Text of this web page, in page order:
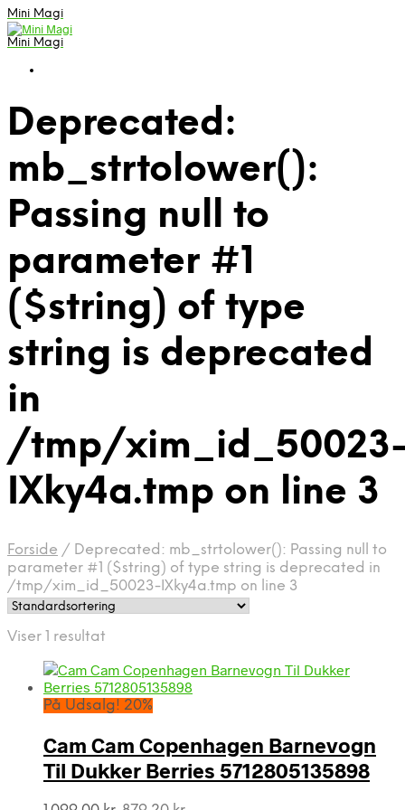
Mini Magi
Mini Magi
Deprecated:
mb_strtolower():
Passing null to
parameter #1
($string) of type
string is deprecated
in
/tmp/
IXky4a.tmp on line 3
Forside / Deprecated: mb_strtolower(): Passing null to
parameter #1 ($string) of type string is deprecated in
/tmp/xim_id_50023-IXky4a.tmp on line 3
Viser 1 resultat
På Udsalg! 20%
Cam Cam Copenhagen Barnevogn
Til Dukker Berries 5712805135898